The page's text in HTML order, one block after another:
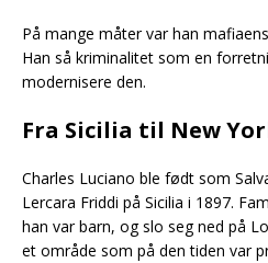
På mange måter var han
Han så kriminalitet som en
modernisere den.
Fra Sicilia til New
Charles Luciano ble født som
Lercara Friddi på Sicilia i 1897.
han var barn, og slo seg ned på
et område som på den tiden var